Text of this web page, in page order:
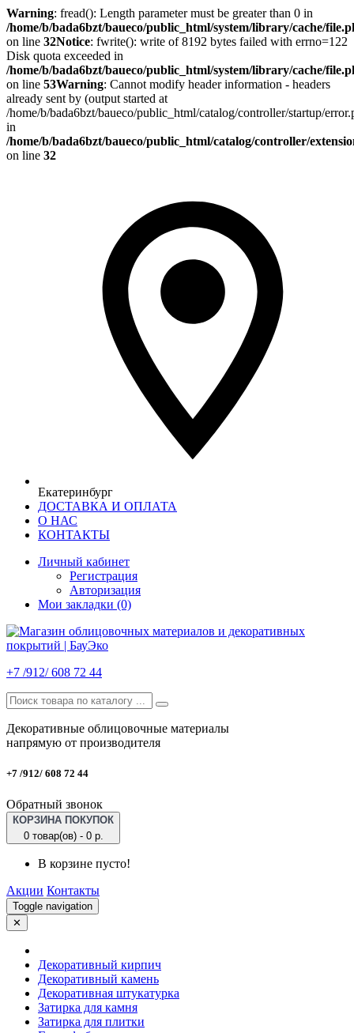
Warning: fread(): Length parameter must be greater than 0 in
/home/b/bada6bzt/baueco/public_html/system/library/cache/
on line 32Notice: fwrite(): write of 8192 bytes failed with errno=122
Disk quota exceeded in
/home/b/bada6bzt/baueco/public_html/system/library/cache/
on line 53Warning: Cannot modify header information - headers
already sent by (output started at
/home/b/bada6bzt/baueco/public_html/catalog/controller/startup/
in
/home/b/bada6bzt/baueco/public_html/catalog/controller/
on line 32
Екатеринбург
ДОСТАВКА И ОПЛАТА
О НАС
КОНТАКТЫ
Личный кабинет
Регистрация
Авторизация
Мои закладки (0)
+7 /912/ 608 72 44
Декоративные облицовочные материалы
напрямую от производителя
+7 /912/ 608 72 44
Обратный звонок
КОРЗИНА ПОКУПОК
0 товар(ов) - 0 р.
В корзине пусто!
Акции Контакты
Toggle navigation
✕
Декоративный кирпич
Декоративный камень
Декоративная штукатурка
Затирка для камня
Затирка для плитки